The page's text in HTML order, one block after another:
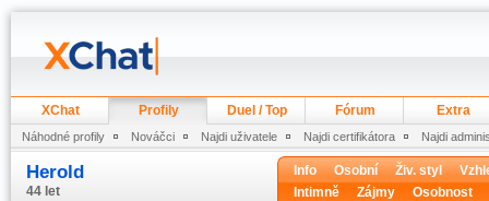
XChat Profily Duel / Top Fórum Extra
Náhodné profily Nováčci Najdi uživatele Najdi certifikátora Najdi
Herold
44 let
Info Osobní Živ. styl
Intimně
Zájmy Osobnost